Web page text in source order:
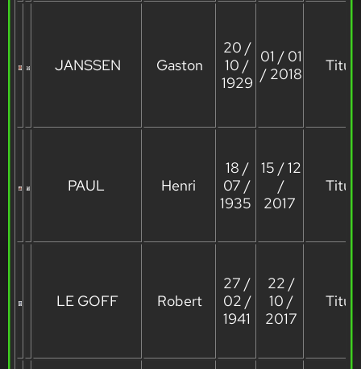
JANSSEN Gaston
20 /
10 /
1929
01 / 01
/ 2018
PAUL Henri
18 /
07 /
1935
15 / 12
/
2017
LE GOFF Robert
27 /
02 /
1941
22 /
10 /
2017